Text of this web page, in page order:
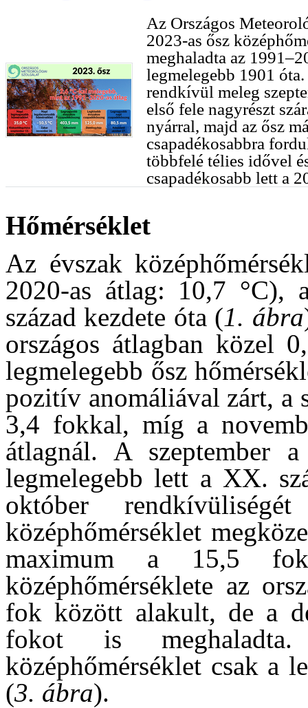
Az Országos
2023-as ősz
meghaladta az
legmelegebb 1901
rendkívül meleg
első fele nagyrészt
nyárral, majd az ősz
csapadékosabbra
többfelé télies idővel
csapadékosabb lett a
Hőmérséklet
Az évszak
2020-as átlag: 10,7 °C),
század kezdete óta (1. ábra
országos átlagban közel
legmelegebb ősz
pozitív anomáliával zárt, a
3,4 fokkal, míg a
átlagnál. A szeptember
legmelegebb lett a XX.
október
középhőmérséklet
maximum a 15,5
középhőmérséklete az
fok között alakult, de a
fokot is
középhőmérséklet csak a
(3. ábra).